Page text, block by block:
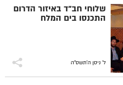
שלוחי חב"ד באיזור הדרום
התכנסו בים המלח
ל' ניסן ה׳תשס״ה